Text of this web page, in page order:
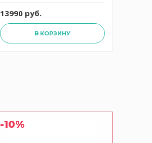
13990 руб.
В КОРЗИНУ
-10%